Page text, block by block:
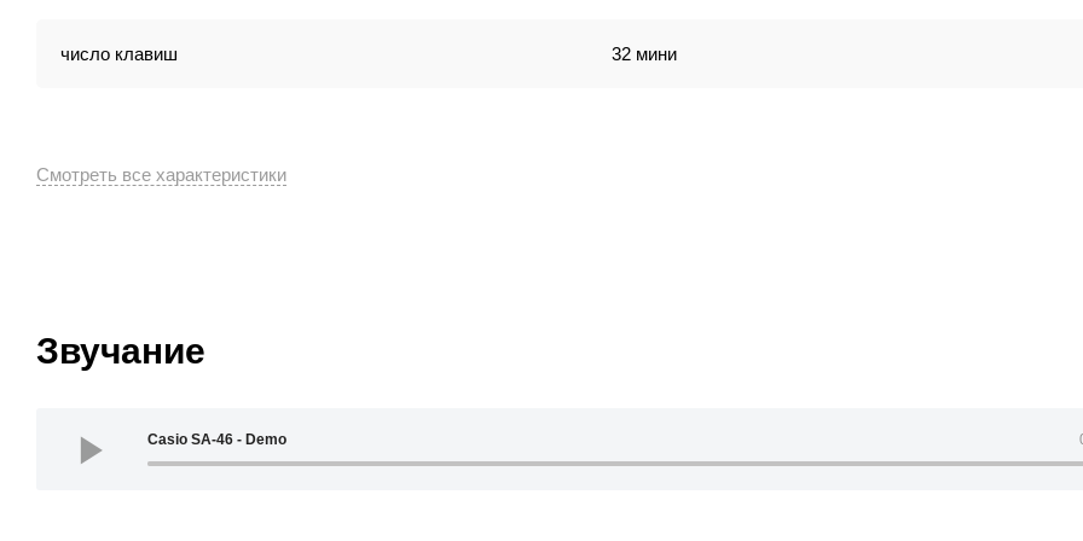
число клавиш 32 мини
Звучание
Casio SA-46 - Demo